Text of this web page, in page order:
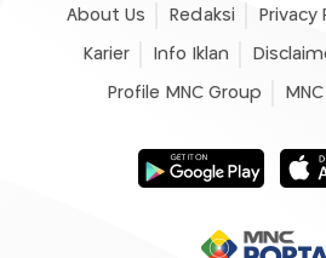
About Us Redaksi Privacy
Karier Info Iklan
Profile MNC Group